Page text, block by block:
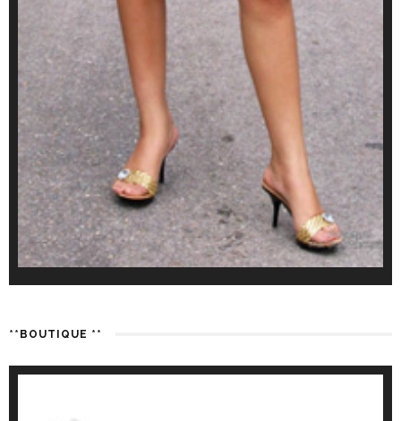
**BOUTIQUE **